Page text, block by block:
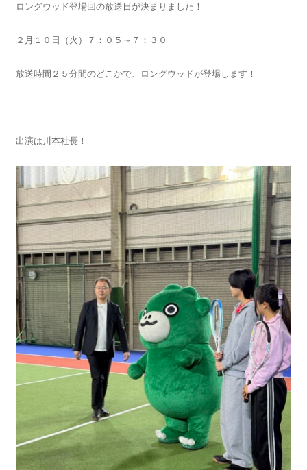
ロングウッド登場回の放送日が決まりました！
２月１０日（火）７：０５～７：３０
放送時間２５分間のどこかで、ロングウッドが登場します！
出演は川本社長！